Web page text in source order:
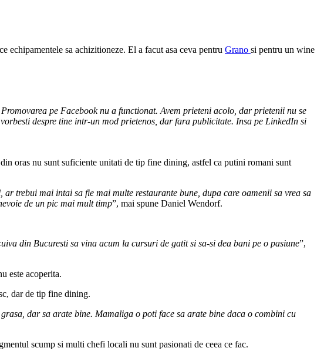
echipamentele sa achizitioneze. El a facut asa ceva pentru Grano si pentru un wine
pe Facebook nu a functionat. Avem prieteni acolo, dar prietenii nu se
despre tine intr-un mod prietenos, dar fara publicitate. Insa pe LinkedIn si
oras nu sunt suficiente unitati de tip fine dining, astfel ca putini romani sunt
trebui mai intai sa fie mai multe restaurante bune, dupa care oamenii sa vrea sa
de un pic mai mult timp”, mai spune Daniel Wendorf.
din Bucuresti sa vina acum la cursuri de gatit si sa-si dea bani pe o pasiune”,
este acoperita.
dar de tip fine dining.
dar sa arate bine. Mamaliga o poti face sa arate bine daca o combini cu
scump si multi chefi locali nu sunt pasionati de ceea ce fac.